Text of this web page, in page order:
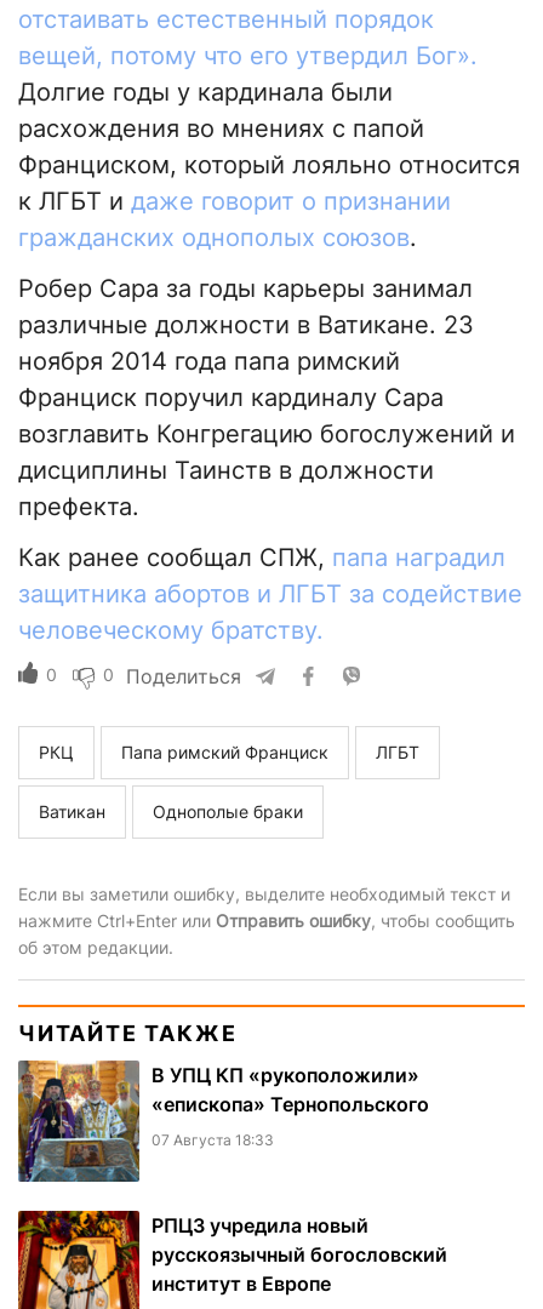
отстаивать естественный порядок
вещей, потому что его утвердил Бог».
Долгие годы у кардинала были
расхождения во мнениях с папой
Франциском, который лояльно относится
к ЛГБТ и даже говорит о признании
гражданских однополых союзов.
Робер Сара за годы карьеры занимал
различные должности в Ватикане. 23
ноября 2014 года папа римский
Франциск поручил кардиналу Сара
возглавить Конгрегацию богослужений и
дисциплины Таинств в должности
префекта.
Как ранее сообщал СПЖ, папа наградил
защитника абортов и ЛГБТ за содействие
человеческому братству.
0 0 Поделиться
РКЦ Папа римский Франциск ЛГБТ
Ватикан Однополые браки
Если вы заметили ошибку, выделите необходимый текст и
нажмите Ctrl+Enter или Отправить ошибку, чтобы сообщить
об этом редакции.
ЧИТАЙТЕ ТАКЖЕ
В УПЦ КП «рукоположили»
«епископа» Тернопольского
07 Августа 18:33
РПЦЗ учредила новый
русскоязычный богословский
институт в Европе